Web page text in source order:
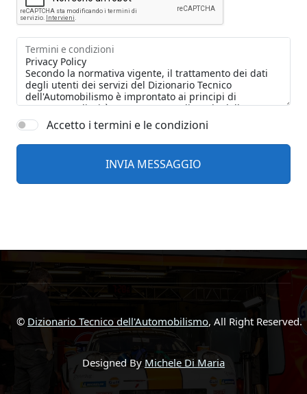
Termini e condizioni
Accetto i termini e le condizioni
© Dizionario Tecnico dell'Automobilismo, All Right Reserved.
Designed By Michele Di Maria